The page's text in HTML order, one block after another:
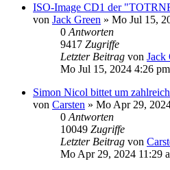
ISO-Image CD1 der
von Jack Green » Mo Jul 15,
0 Antworten
9417 Zugriffe
Letzter Beitrag von Jack
Mo Jul 15, 2024 4:26 pm
Simon Nicol bittet um
von Carsten » Mo Apr 29,
0 Antworten
10049 Zugriffe
Letzter Beitrag von
Mo Apr 29, 2024 11:29